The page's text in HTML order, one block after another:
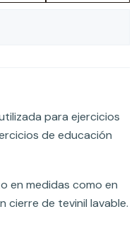
para ejercicios
de educación
en medidas como en
cierre de tevinil lavable.